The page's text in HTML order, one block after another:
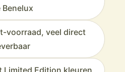
Benelux
voorraad, veel direct